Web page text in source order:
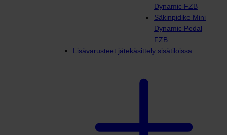
Dynamic FZB
Säkinpidike Mini
Dynamic Pedal
FZB
Lisävarusteet jätekäsittely sisätiloissa